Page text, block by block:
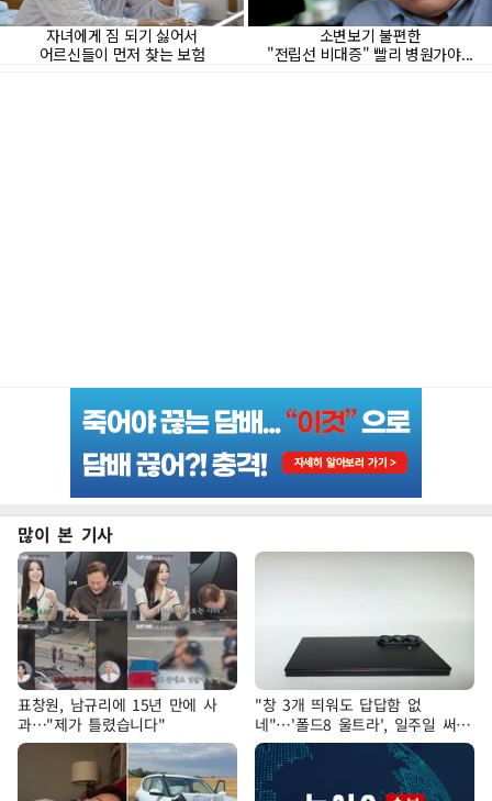
많이 본 기사
표창원, 남규리에 15년 만에 사
과…"제가 틀렸습니다"
"창 3개 띄워도 답답함 없
네"…'폴드8 울트라', 일주일 써보
니